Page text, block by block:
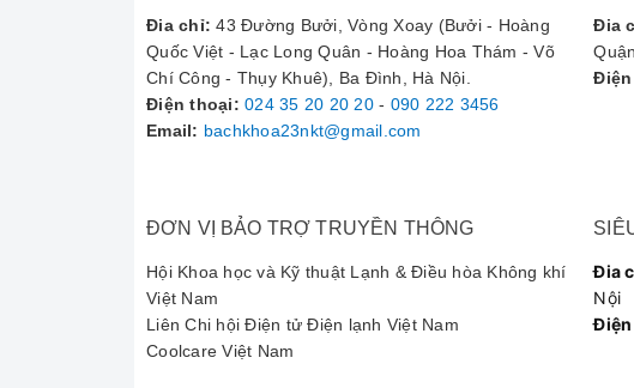
CÔNG TY TNHH VẬT TƯ KỸ THUẬT ĐIỆN TỬ ĐIỆN LẠNH
📍Địa chỉ:43 - 45 Đường Bưởi (Vòng quay Đường Bưởi -
📞 Hotline Kỹ Thuật: 090.222.3456
📞Hỗ Trợ Khách Hàng:090.222.3455
Đia chỉ: 43 Đường Bưởi, Vòng Xoay (Bưởi - Hoàng
Quốc Việt - Lạc Long Quân - Hoàng Hoa Thám - Võ
Chí Công - Thụy Khuê), Ba Đình, Hà Nội.
Điện thoại: 024 35 20 20 20- 090 222 3456
Email: bachkhoa23nkt@gmail.com
Đia
ĐƠN VỊ BẢO TRỢ TRUYỀN THÔNG
Hội Khoa học và Kỹ thuật Lạnh & Điều hòa Không khí
Việt Nam
Liên Chi hội Điện tử Điện lạnh Việt Nam
Coolcare Việt Nam
Đia
Nội
Điện